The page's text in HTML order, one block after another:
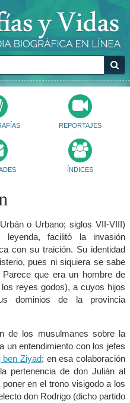
REPORTAJES
ÍNDICES
o Urbano; siglos VII-VIII)
facilitó la invasión
con su traición. Su identidad
pues ni siquiera se sabe
que era un hombre de
reyes godos), a cuyos hijos
dominios de la provincia
de los musulmanes sobre la
un entendimiento con los jefes
ben Ziyad; en esa colaboración
pertenencia de don Julián al
en el trono visigodo a los
don Rodrigo (dicho partido